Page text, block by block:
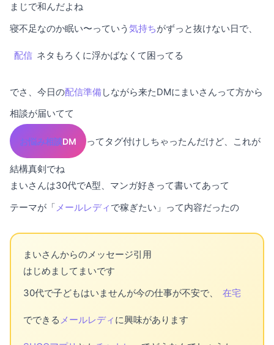
まじで和んだよね
寝不足なのか眠い〜っていう 気持ちがずっと抜けない日で、
配信 ネタもろくに浮かばなくて困ってる
でさ、今日の配信準備しながら来たDMにまいさんって方から
相談が届いてて
お悩み相談DM ってタグ付けしちゃったんだけど、これが
結構真剣でね
まいさんは30代でA型、マンガ好きって書いてあって
テーマが「 メールレディ で稼ぎたい」って内容だったの
まいさんからのメッセージ引用
はじめましてまいです
30代で子どもはいませんが今の仕事が不安で、
在宅
でできる メールレディ に興味があります